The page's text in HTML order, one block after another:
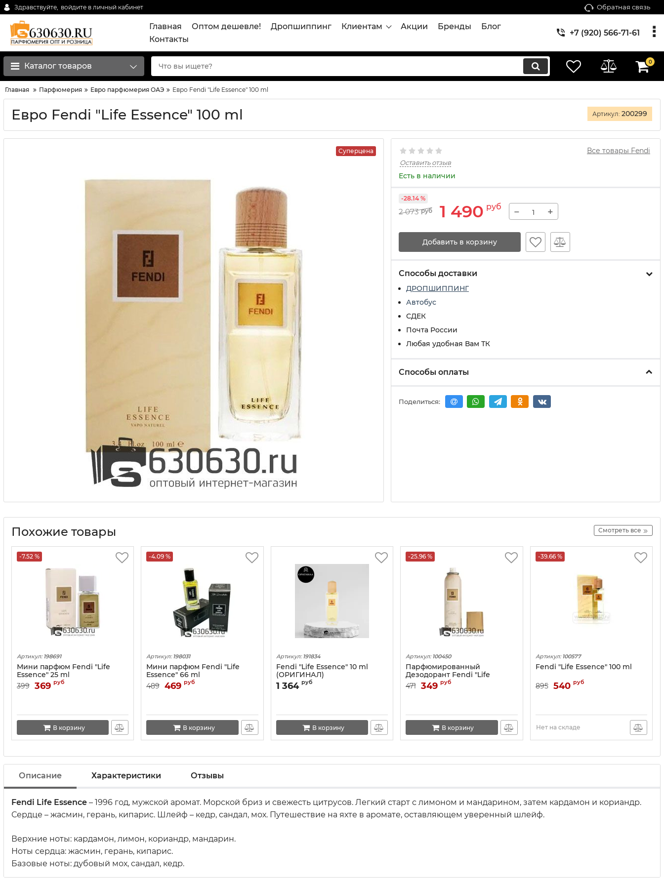
Здравствуйте, войдите в личный кабинет Обратная связь
Главная Оптом дешевле! Дропшиппинг Клиентам Акции Бренды
Блог
Контакты
+7 (920) 566-71-61
Каталог товаров 0
Главная Парфюмерия Евро парфюмерия ОАЭ Евро Fendi "Life Essence" 100 ml
Евро Fendi "Life Essence" 100 ml Артикул: 200299
Суперцена Все товары Fendi
Оставить отзыв
Есть в наличии
2 073 руб 1 490 руб
-28.14 %
− +
Добавить в корзину
Способы доставки
ДРОПШИППИНГ
Автобус
СДЕК
Почта России
Любая удобная Вам ТК
Способы оплаты
Поделиться:
Похожие товары Смотреть все
-7.52 %
Артикул: 198691
Мини парфюм Fendi "Life
Essence" 25 ml
399 369 руб
В корзину
-4.09 %
Артикул: 198031
Мини парфюм Fendi "Life
Essence" 66 ml
489 469 руб
В корзину
Артикул: 191834
Fendi "Life Essence" 10 ml
(ОРИГИНАЛ)
1 364 руб
В корзину
-25.96 %
Артикул: 100450
Парфюмированный
Дезодорант Fendi "Life
Essence" 150 ml
471 349 руб
В корзину
-39.66 %
Артикул: 100577
Fendi "Life Essence" 100 ml
895 540 руб
Нет на складе
Описание Характеристики Отзывы
Fendi Life Essence – 1996 год, мужской аромат. Морской бриз и свежесть цитрусов. Легкий старт с лимоном и мандарином, затем кардамон и кориандр.
Сердце – жасмин, герань, кипарис. Шлейф – кедр, сандал, мох. Путешествие на яхте в аромате, оставляющем уверенный шлейф.
Верхние ноты: кардамон, лимон, кориандр, мандарин.
Ноты сердца: жасмин, герань, кипарис.
Базовые ноты: дубовый мох, сандал, кедр.